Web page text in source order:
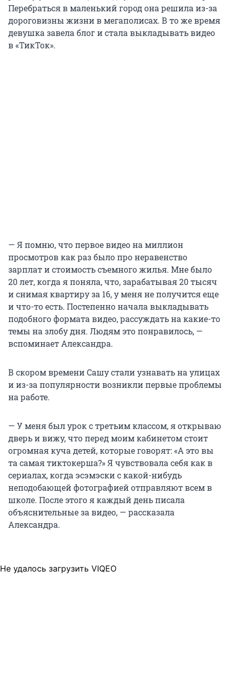
Перебраться в маленький город она решила из-за
дороговизны жизни в мегаполисах. В то же время
девушка завела блог и стала выкладывать видео
в «ТикТок».
— Я помню, что первое видео на миллион
просмотров как раз было про неравенство
зарплат и стоимость съемного жилья. Мне было
20 лет, когда я поняла, что, зарабатывая 20 тысяч
и снимая квартиру за 16, у меня не получится еще
и что-то есть. Постепенно начала выкладывать
подобного формата видео, рассуждать на какие-то
темы на злобу дня. Людям это понравилось, —
вспоминает Александра.
В скором времени Сашу стали узнавать на улицах
и из-за популярности возникли первые проблемы
на работе.
— У меня был урок с третьим классом, я открываю
дверь и вижу, что перед моим кабинетом стоит
огромная куча детей, которые говорят: «А это вы
та самая тиктокерша?» Я чувствовала себя как в
сериалах, когда эсэмэски с какой-нибудь
неподобающей фотографией отправляют всем в
школе. После этого я каждый день писала
объяснительные за видео, — рассказала
Александра.
Не удалось загрузить VIQEO